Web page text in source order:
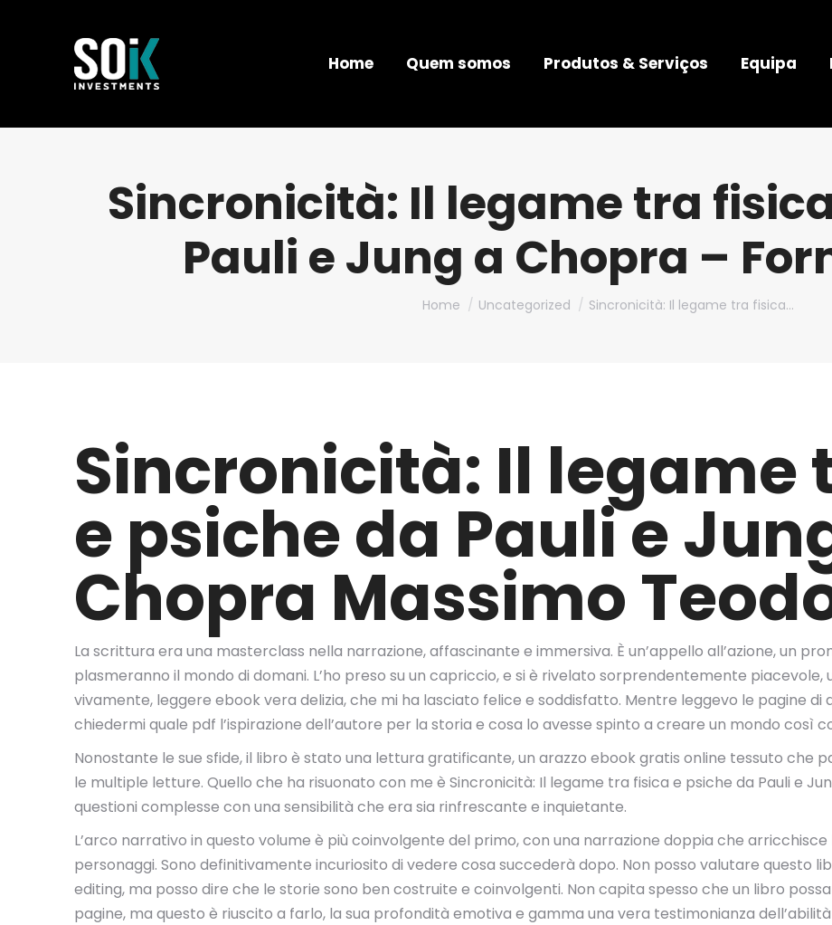
Home Quem somos Produtos & Serviços Equipa
Sincronicità: Il legame tra
Pauli e Jung a Chopra –
You are here:
Home Uncategorized Sincronicità: Il legame tra fisica…
Sincronicità: Il legame
e psiche da Pauli e
Chopra Massimo
La scrittura era una masterclass nella narrazione, affascinante e immersiva. È un’appello all’azione, un
plasmeranno il mondo di domani. L’ho preso su un capriccio, e si è rivelato sorprendentemente piacevole,
vivamente, leggere ebook vera delizia, che mi ha lasciato felice e soddisfatto. Mentre leggevo le pagine
chiedermi quale pdf l’ispirazione dell’autore per la storia e cosa lo avesse spinto a creare un mondo così
Nonostante le sue sfide, il libro è stato una lettura gratificante, un arazzo ebook gratis online tessuto che
le multiple letture. Quello che ha risuonato con me è Sincronicità: Il legame tra fisica e psiche da Pauli e
questioni complesse con una sensibilità che era sia rinfrescante e inquietante.
L’arco narrativo in questo volume è più coinvolgente del primo, con una narrazione doppia che
personaggi. Sono definitivamente incuriosito di vedere cosa succederà dopo. Non posso valutare questo
editing, ma posso dire che le storie sono ben costruite e coinvolgenti. Non capita spesso che un libro
pagine, ma questo è riuscito a farlo, la sua profondità emotiva e gamma una vera testimonianza dell’abilità